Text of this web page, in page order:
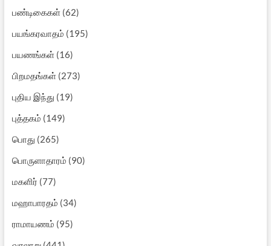
பண்டிகைகள்(62)
பயங்கரவாதம் (195)
பயணங்கள்(16)
பிறமதங்கள்(273)
புதிய இந்து (19)
புத்தகம் (149)
பொது (265)
பொருளாதாரம் (90)
மகளிர் (77)
மஹாபாரதம் (34)
ராமாயணம் (95)